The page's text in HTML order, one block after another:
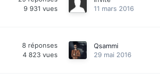
9 931 vues
11 mars 2016
8 réponses
4 823 vues
Qsammi
29 mai 2016